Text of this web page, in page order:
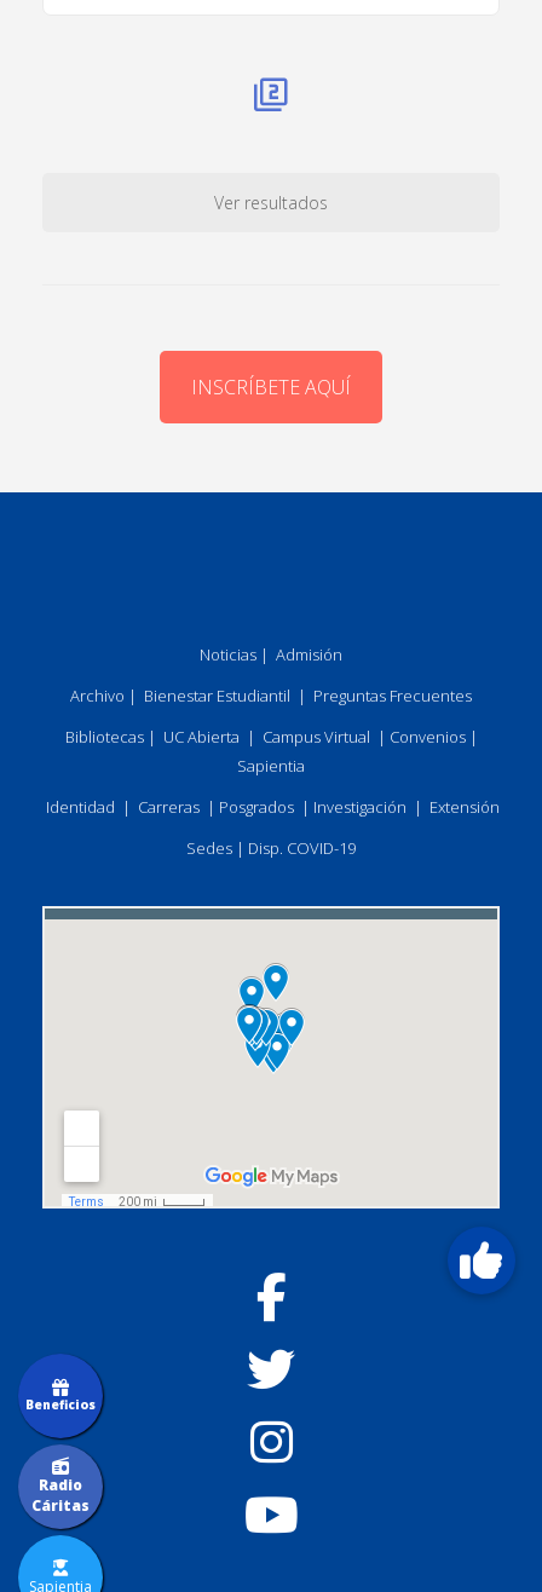
Ver resultados
INSCRÍBETE AQUÍ
Noticias | Admisión
Archivo | Bienestar Estudiantil | Preguntas Frecuentes
Bibliotecas| UC Abierta | Campus Virtual | Convenios|
Sapientia
Identidad | Carreras | Posgrados | Investigación | Extensión
Sedes | Disp. COVID-19
Sapientia
Radio
Cáritas
Beneficios